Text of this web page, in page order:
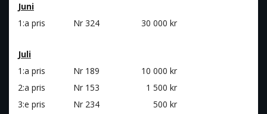
Juni
1:a pris
Nr 324 30 000 kr
Juli
1:a pris
Nr 189
10 000 kr
2:a pris
Nr 153
1 500 kr
3:e pris
Nr 234 500 kr